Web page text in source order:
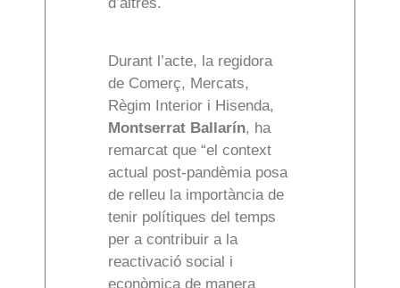
Durant l’acte, la regidora
de Comerç, Mercats,
Règim Interior i Hisenda,
Montserrat Ballarín, ha
remarcat que “el context
actual post-pandèmia posa
de relleu la importància de
tenir polítiques del temps
per a contribuir a la
reactivació social i
econòmica de manera